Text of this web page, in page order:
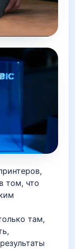
том, что
там,